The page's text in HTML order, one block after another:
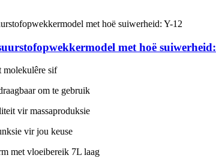
met hoë
molekulêre sif
om te gebruik
vir massaproduksie
vir jou keuse
met vloeibereik 7L laag